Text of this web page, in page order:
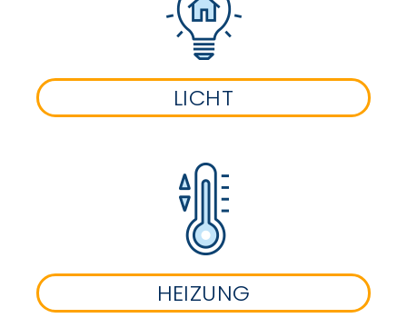
LICHT
HEIZUNG